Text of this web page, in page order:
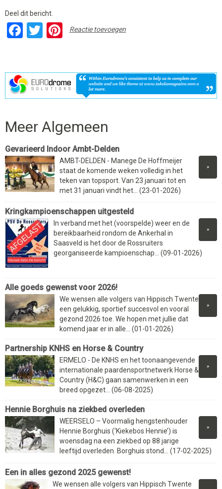
Deel dit bericht.
Facebook
TwitterPinterest
Reactie toevoegen
Meer Algemeen
Gevarieerd Indoor Ambt-Delden
»
AMBT-DELDEN - Manege De Hoffmeijer
staat de komende weken volledig in het
teken van topsport. Van 23 januari tot en
met 31 januari vindt het... (23-01-2026)
Kringkampioenschappen uitgesteld
»
In verband met het (voorspelde) weer en de
bereikbaarheid rondom de Ankerhal in
Saasveld is het door de Rossruiters
georganiseerde kampioenschap... (09-01-2026)
Alle goeds gewenst voor 2026!
»
We wensen alle volgers van Hippisch Twente
een gelukkig, sportief succesvol en vooral
gezond 2026 toe. We hopen met jullie dat
komend jaar er in alle... (01-01-2026)
Partnership KNHS en Horse & Country
»
ERMELO - De KNHS en het toonaangevende
internationale paardensportnetwerk Horse &
Country (H&C) gaan samenwerken in een
breed opgezet... (06-08-2025)
Hennie Borghuis na ziekbed overleden
»
WEERSELO – Voormalig hengstenhouder
Hennie Borghuis ('Kiekebos Hennie’) is
woensdag na een ziekbed op 88 jarige
leeftijd overleden. Borghuis stond... (17-02-2025)
Een in alles gezond 2025 gewenst!
We wensen alle volgers van Hippisch Twente